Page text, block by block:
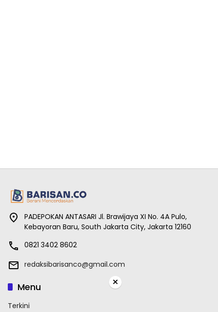
PADEPOKAN ANTASARI Jl. Brawijaya XI No. 4A Pulo,
Kebayoran Baru, South Jakarta City, Jakarta 12160
0821 3402 8602
redaksibarisanco@gmail.com
Menu
Terkini
×